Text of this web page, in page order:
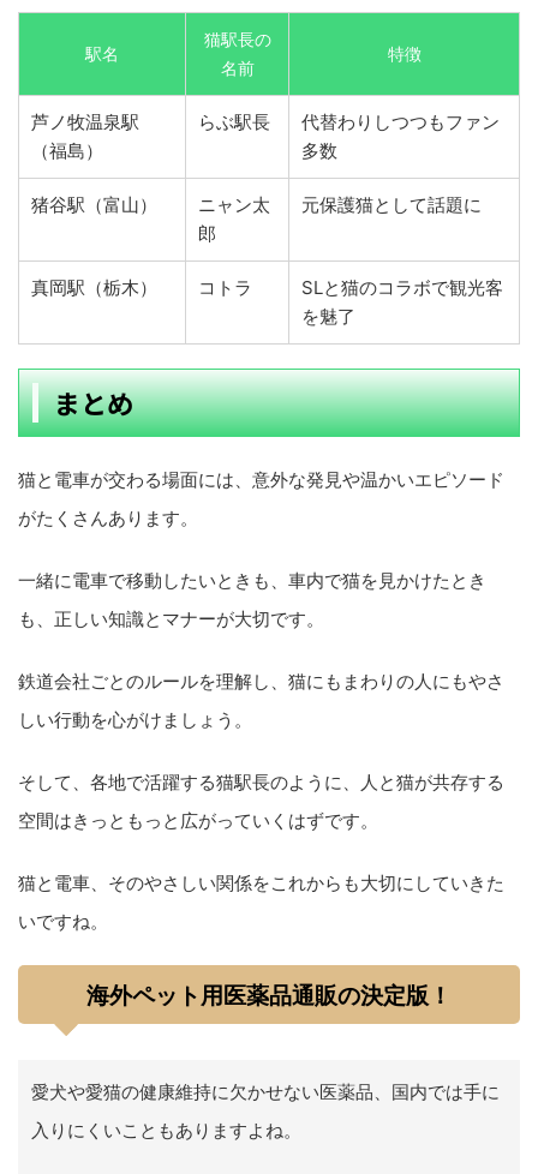
駅名
猫駅長の
名前
特徴
芦ノ牧温泉駅
（福島）
らぶ駅長
代替わりしつつもファン
多数
猪谷駅（富山）
ニャン太
郎
元保護猫として話題に
真岡駅（栃木） コトラ
SLと猫のコラボで観光客
を魅了
まとめ
猫と電車が交わる場面には、意外な発見や温かいエピソード
がたくさんあります。
一緒に電車で移動したいときも、車内で猫を見かけたとき
も、正しい知識とマナーが大切です。
鉄道会社ごとのルールを理解し、猫にもまわりの人にもやさ
しい行動を心がけましょう。
そして、各地で活躍する猫駅長のように、人と猫が共存する
空間はきっともっと広がっていくはずです。
猫と電車、そのやさしい関係をこれからも大切にしていきた
いですね。
海外ペット用医薬品通販の決定版！
愛犬や愛猫の健康維持に欠かせない医薬品、国内では手に
入りにくいこともありますよね。